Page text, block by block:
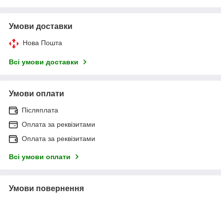
Умови доставки
Нова Пошта
Всі умови доставки
Умови оплати
Післяплата
Оплата за реквізитами
Оплата за реквізитами
Всі умови оплати
Умови повернення